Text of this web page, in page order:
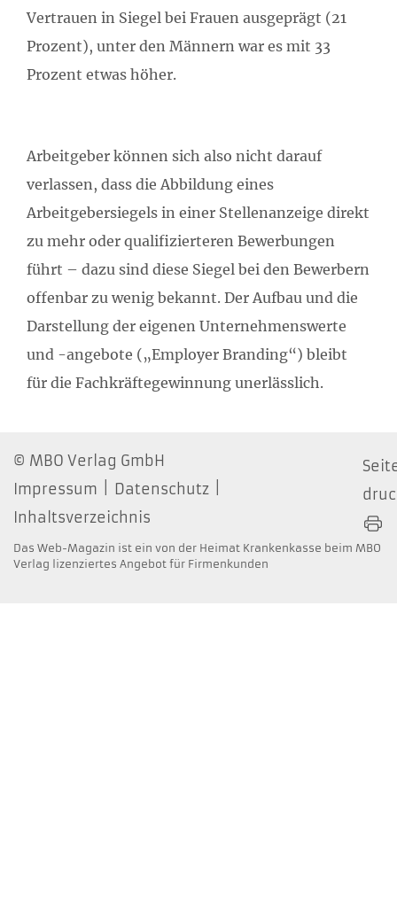
Vertrauen in Siegel bei Frauen ausgeprägt (21
Prozent), unter den Männern war es mit 33
Prozent etwas höher.
Arbeitgeber können sich also nicht darauf
verlassen, dass die Abbildung eines
Arbeitgebersiegels in einer Stellenanzeige direkt
zu mehr oder qualifizierteren Bewerbungen
führt – dazu sind diese Siegel bei den Bewerbern
offenbar zu wenig bekannt. Der Aufbau und die
Darstellung der eigenen Unternehmenswerte
und -angebote („Employer Branding“) bleibt
für die Fachkräftegewinnung unerlässlich.
MBO Verlag GmbH
Impressum
Datenschutz
Inhaltsverzeichnis
Das Web-Magazin ist ein von der Heimat Krankenkasse beim MBO
Verlag lizenziertes Angebot für Firmenkunden